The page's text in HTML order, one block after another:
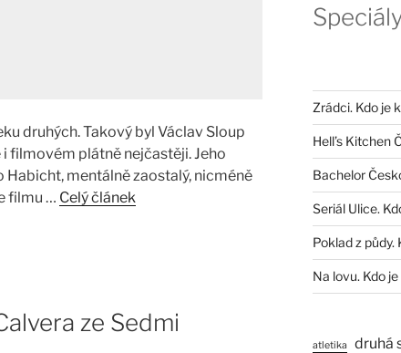
druhých. Takový byl Václav Sloup
filmovém plátně nejčastěji. Jeho
mentálně zaostalý, nicméně
filmu … Celý článek
ze Sedmi
Zrádci. Kdo je
Hell’s Kitchen
Bachelor
Seriál Ulice.
Poklad z půdy.
Na lovu. Kdo
atletika druhá